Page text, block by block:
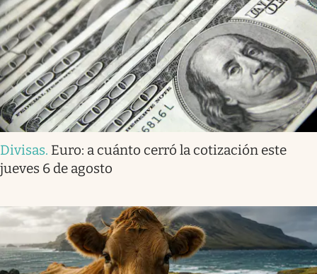
Divisas. Euro: a cuánto cerró la cotización este
jueves 6 de agosto